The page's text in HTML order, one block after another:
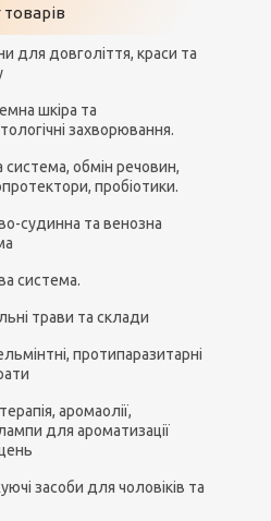
для довголіття, краси та
шкіра та
захворювання.
система, обмін речовин,
пробіотики.
судинна та венозна
система.
трави та склади
протипаразитарні
аромаолії,
для ароматизації
засоби для чоловіків та